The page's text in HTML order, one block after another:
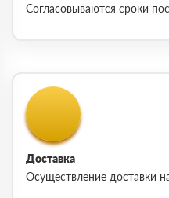
Согласовываются сроки
Доставка
Осуществление доставки